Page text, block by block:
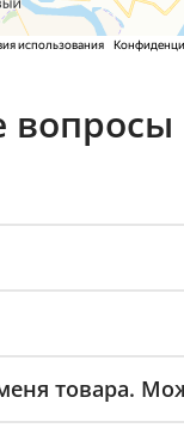
вопросы
товара.